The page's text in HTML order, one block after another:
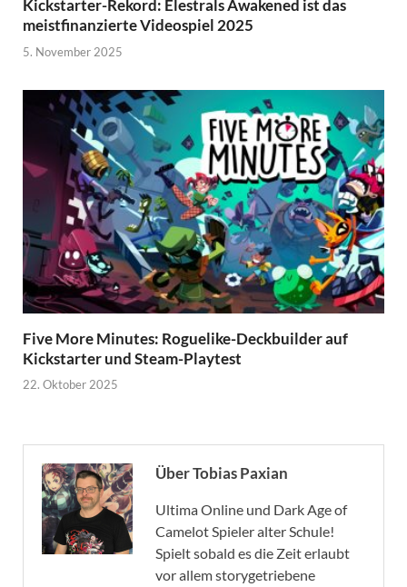
Kickstarter-Rekord: Elestrals Awakened ist das
meistfinanzierte Videospiel 2025
5. November 2025
Five More Minutes: Roguelike-Deckbuilder auf
Kickstarter und Steam-Playtest
22. Oktober 2025
Über Tobias Paxian
Ultima Online und Dark Age of
Camelot Spieler alter Schule!
Spielt sobald es die Zeit erlaubt
vor allem storygetriebene